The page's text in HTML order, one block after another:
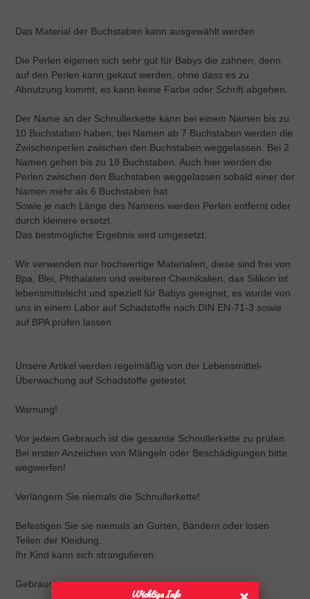
hinzugefügt
Das Material der Buchstaben kann ausgewählt werden
Die Perlen eigenen sich sehr gut für Babys die zahnen, denn
auf den Perlen kann gekaut werden, ohne dass es zu
Abnutzung kommt, es kann keine Farbe oder Schrift abgehen.
Der Name an der Schnullerkette kann bei einem Namen bis zu
10 Buchstaben haben, bei Namen ab 7 Buchstaben werden die
Zwischenperlen zwischen den Buchstaben weggelassen. Bei 2
Namen gehen bis zu 18 Buchstaben. Auch hier werden die
Perlen zwischen den Buchstaben weggelassen sobald einer der
Namen mehr als 6 Buchstaben hat.
Sowie je nach Länge des Namens werden Perlen entfernt oder
durch kleinere ersetzt.
Das bestmögliche Ergebnis wird umgesetzt.
Wir verwenden nur hochwertige Materialien, diese sind frei von
Bpa, Blei, Phthalaten und weiteren Chemikalien, das Silikon ist
lebensmittelecht und speziell für Babys geeignet, es wurde von
uns in einem Labor auf Schadstoffe nach DIN EN-71-3 sowie
auf BPA prüfen lassen.
Unsere Artikel werden regelmäßig von der Lebensmittel-
Überwachung auf Schadstoffe getestet
Warnung!
Vor jedem Gebrauch ist die gesamte Schnullerkette zu prüfen.
Bei ersten Anzeichen von Mängeln oder Beschädigungen bitte
wegwerfen!
Verlängern Sie niemals die Schnullerkette!
Befestigen Sie sie niemals an Gurten, Bändern oder losen
Teilen der Kleidung.
Ihr Kind kann sich strangulieren.
Gebrauchsanweisung
Wichtige Info